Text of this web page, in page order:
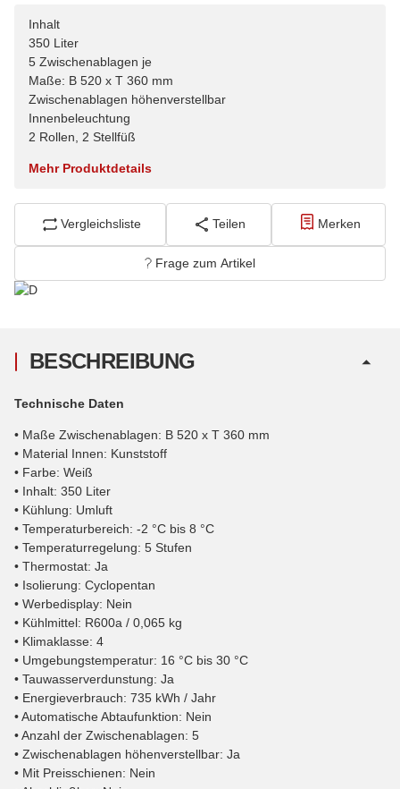
Inhalt
350 Liter
5 Zwischenablagen je
Maße: B 520 x T 360 mm
Zwischenablagen höhenverstellbar
Innenbeleuchtung
2 Rollen, 2 Stellfüß
Mehr Produktdetails
Vergleichsliste Teilen Merken
Frage zum Artikel
BESCHREIBUNG
Technische Daten
• Maße Zwischenablagen: B 520 x T 360 mm
• Material Innen: Kunststoff
• Farbe: Weiß
• Inhalt: 350 Liter
• Kühlung: Umluft
• Temperaturbereich: -2 °C bis 8 °C
• Temperaturregelung: 5 Stufen
• Thermostat: Ja
• Isolierung: Cyclopentan
• Werbedisplay: Nein
• Kühlmittel: R600a / 0,065 kg
• Klimaklasse: 4
• Umgebungstemperatur: 16 °C bis 30 °C
• Tauwasserverdunstung: Ja
• Energieverbrauch: 735 kWh / Jahr
• Automatische Abtaufunktion: Nein
• Anzahl der Zwischenablagen: 5
• Zwischenablagen höhenverstellbar: Ja
• Mit Preisschienen: Nein